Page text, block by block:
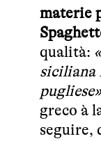
materie
qualità:
siciliana
pugliese»
greco à
seguire,